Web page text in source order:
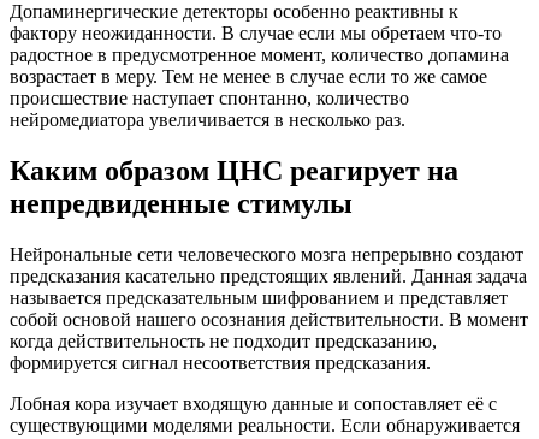
Допаминергические детекторы особенно реактивны к
фактору неожиданности. В случае если мы обретаем что-то
радостное в предусмотренное момент, количество допамина
возрастает в меру. Тем не менее в случае если то же самое
происшествие наступает спонтанно, количество
нейромедиатора увеличивается в несколько раз.
Каким образом ЦНС реагирует на
непредвиденные стимулы
Нейрональные сети человеческого мозга непрерывно создают
предсказания касательно предстоящих явлений. Данная задача
называется предсказательным шифрованием и представляет
собой основой нашего осознания действительности. В момент
когда действительность не подходит предсказанию,
формируется сигнал несоответствия предсказания.
Лобная кора изучает входящую данные и сопоставляет её с
существующими моделями реальности. Если обнаруживается